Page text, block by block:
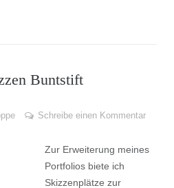
Buntstift
Schreibe einen Kommentar
Zur Erweiterung meines
Portfolios biete ich
Skizzenplätze zur